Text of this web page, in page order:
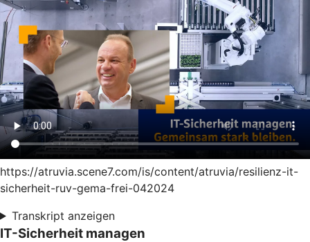
https://atruvia.scene7.com/is/content/atruvia/resilienz-it-
sicherheit-ruv-gema-frei-042024
Transkript anzeigen
IT-Sicherheit managen